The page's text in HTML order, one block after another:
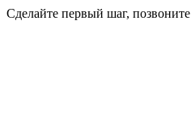
Сделайте первый шаг, позвоните